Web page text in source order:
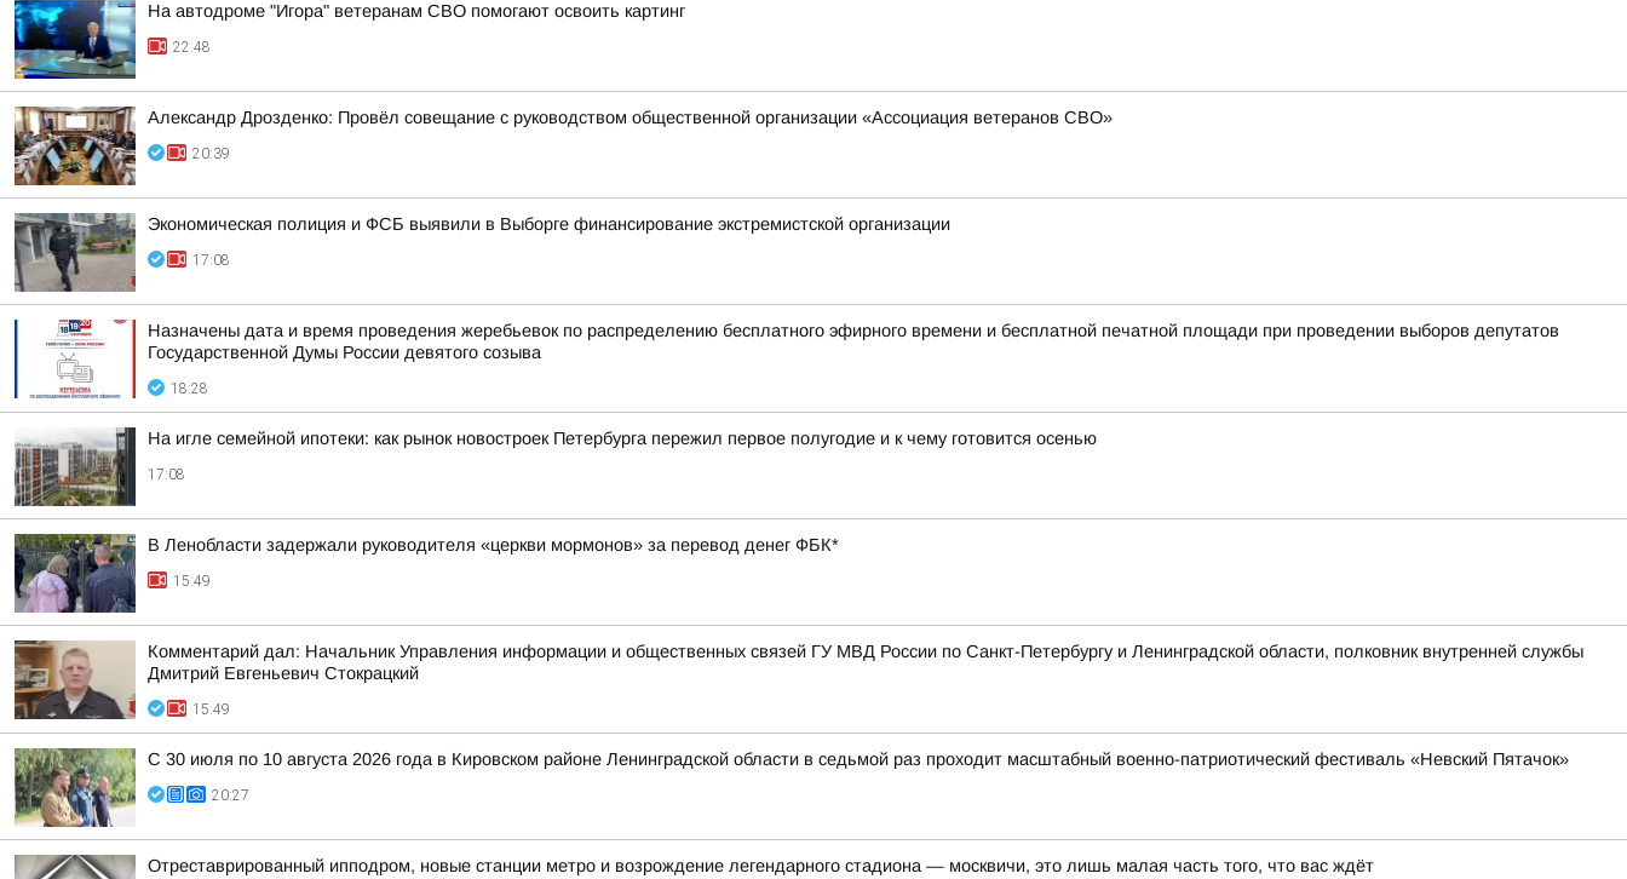
На автодроме "Игора" ветеранам СВО помогают освоить картинг
22:48
Александр Дрозденко: Провёл совещание с руководством общественной организации «Ассоциация ветеранов СВО»
20:39
Экономическая полиция и ФСБ выявили в Выборге финансирование экстремистской организации
17:08
Назначены дата и время проведения жеребьевок по распределению бесплатного эфирного времени и бесплатной печатной площади при проведении выборов депутатов
Государственной Думы России девятого созыва
18:28
На игле семейной ипотеки: как рынок новостроек Петербурга пережил первое полугодие и к чему готовится осенью
17:08
В Ленобласти задержали руководителя «церкви мормонов» за перевод денег ФБК*
15:49
Комментарий дал: Начальник Управления информации и общественных связей ГУ МВД России по Санкт-Петербургу и Ленинградской области, полковник внутренней службы
Дмитрий Евгеньевич Стокрацкий
15:49
С 30 июля по 10 августа 2026 года в Кировском районе Ленинградской области в седьмой раз проходит масштабный военно-патриотический фестиваль «Невский Пятачок»
20:27
Отреставрированный ипподром, новые станции метро и возрождение легендарного стадиона — москвичи, это лишь малая часть того, что вас ждёт